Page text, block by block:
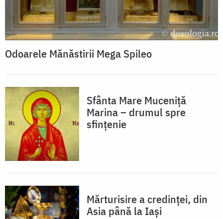
Odoarele Mănăstirii Mega Spileo
Sfânta Mare Muceniță
Marina – drumul spre
sfințenie
Mărturisire a credinței, din
Asia până la Iași